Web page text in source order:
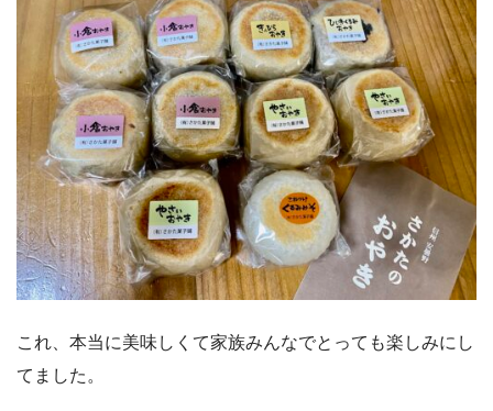
これ、本当に美味しくて家族みんなでとっても楽しみにし
てました。